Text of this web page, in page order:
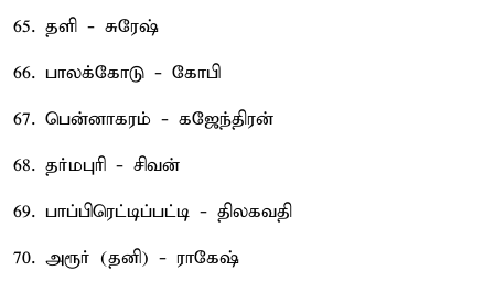
65. தளி - சுரேஷ்
66. பாலக்கோடு - கோபி
67. பென்னாகரம் - கஜேந்திரன்
68. தர்மபுரி - சிவன்
69. பாப்பிரெட்டிப்பட்டி - திலகவதி
70. அரூர் (தனி) - ராகேஷ்